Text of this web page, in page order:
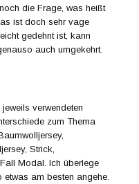
die Frage, was heißt
ist doch sehr vage
gedehnt ist, kann
auch umgekehrt.
verwendeten
zum Thema
Strick,
Modal. Ich überlege
am besten angehe.